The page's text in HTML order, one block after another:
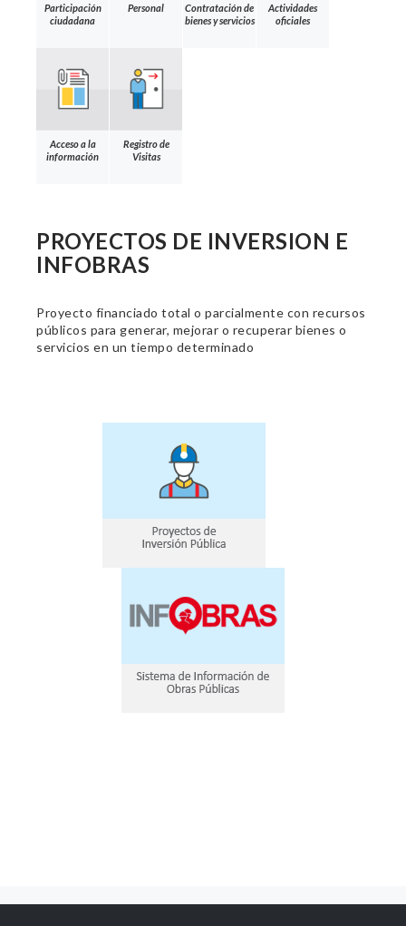
Participación
ciudadana
Personal
Contratación de
bienes y servicios
Actividades
oficiales
Acceso a la
información
Registro de
Visitas
PROYECTOS DE INVERSION E
INFOBRAS
Proyecto financiado total o parcialmente con recursos
públicos para generar, mejorar o recuperar bienes o
servicios en un tiempo determinado